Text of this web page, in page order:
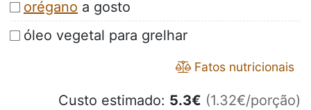
orégano a gosto
óleo vegetal para grelhar
Fatos nutricionais
Custo estimado: 5.3€ (1.32€/porção)